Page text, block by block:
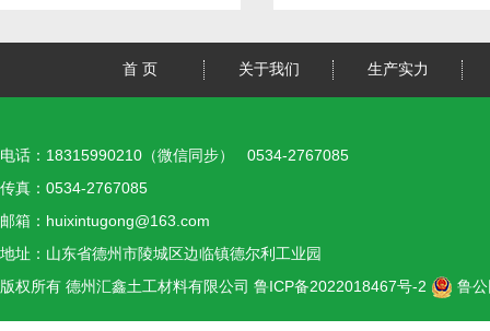
首 页 关于我们 生产实力
电话：18315990210（微信同步） 0534-2767085
传真：0534-2767085
邮箱：huixintugong@163.com
地址：山东省德州市陵城区边临镇德尔利工业园
版权所有 德州汇鑫土工材料有限公司 鲁ICP备2022018467号-2 鲁